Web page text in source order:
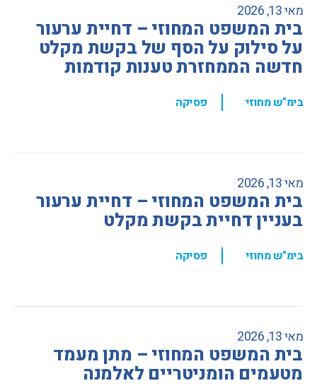
מאי 13, 2026
בית המשפט המחוזי – דחיית ערעור
על סילוק על הסף של בקשת מקלט
חדשה הממחזרת טענות קודמות
בימ"ש מחוזי , פסיקה
מאי 13, 2026
בית המשפט המחוזי – דחיית ערעור
בעניין דחיית בקשת מקלט
בימ"ש מחוזי , פסיקה
מאי 13, 2026
בית המשפט המחוזי – מתן מעמד
מטעמים הומניטריים לאלמנה